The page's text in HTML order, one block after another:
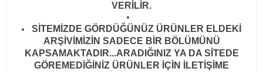
VERİLİR.
SİTEMİZDE GÖRDÜĞÜNÜZ ÜRÜNLER ELDEKİ
ARŞİVİMİZİN SADECE BİR BÖLÜMÜNÜ
KAPSAMAKTADIR...ARADIĞINIZ YA DA SİTEDE
GÖREMEDİĞİNİZ ÜRÜNLER İÇİN İLETİŞİME